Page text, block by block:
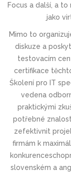
Focus a další , a
jako
Mimo to
diskuze a
testovacím
certifikace
Školení pro IT
vedena
praktickými
potřebné
zefektivnit
firmám k
slovenském a